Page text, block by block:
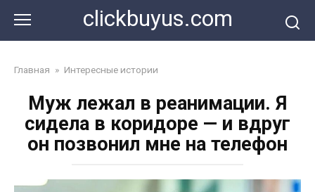
контенту
clickbuyus.com
Главная » Интересные истории
Муж лежал в реанимации. Я
сидела в коридоре — и вдруг
он позвонил мне на телефон